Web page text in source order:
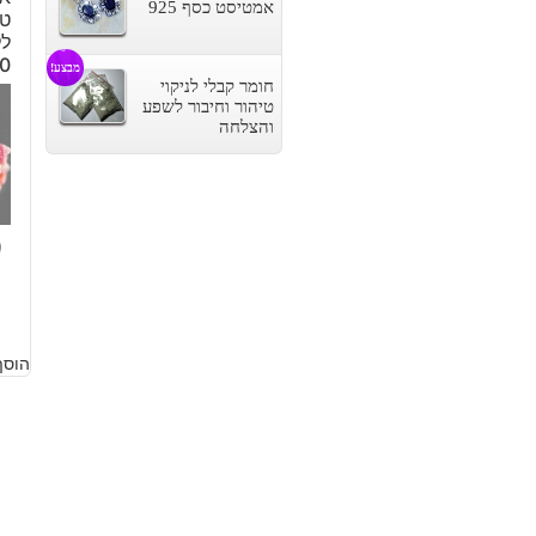
אמטיסט כסף 925
חומר קבלי לניקוי
טיהור וחיבור לשפע
והצלחה
מבצע!